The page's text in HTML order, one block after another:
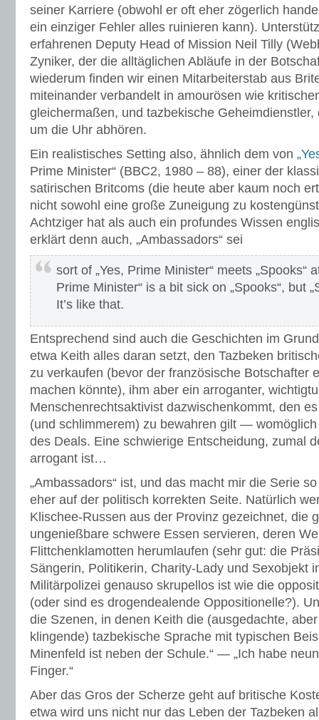
seiner Karriere (obwohl er oft eher zögerlich
ein einziger Fehler alles ruinieren kann).
erfahrenen Deputy Head of Mission Neil Tilly
Zyniker, der die alltäglichen Abläufe in der
wiederum finden wir einen Mitarbeiterstab aus
miteinander verbandelt in amourösen wie
gleichermaßen, und tazbekische
um die Uhr abhören.
Ein realistisches Setting also, ähnlich dem von
Prime Minister“ (BBC2, 1980 – 88), einer der
satirischen Britcoms (die heute aber kaum noch
nicht sowohl eine große Zuneigung zu
Achtziger hat als auch ein profundes Wissen
erklärt denn auch, „Ambassadors“ sei
sort of „Yes, Prime Minister“ meets „Spooks“
Prime Minister“ is a bit sick on „Spooks“, but
It’s like that.
Entsprechend sind auch die Geschichten im
etwa Keith alles daran setzt, den Tazbeken
zu verkaufen (bevor der französische Botschafter
machen könnte), ihm aber ein arroganter,
Menschenrechtsaktivist dazwischenkommt, den
(und schlimmerem) zu bewahren gilt —
des Deals. Eine schwierige Entscheidung, zumal
arrogant ist…
„Ambassadors“ ist, und das macht mir die Serie
eher auf der politisch korrekten Seite. Natürlich
Klischee-Russen aus der Provinz gezeichnet, die
ungenießbare schwere Essen servieren, deren
Flittchenklamotten herumlaufen (sehr gut: die
Sängerin, Politikerin, Charity-Lady und Sexobjekt
Militärpolizei genauso skrupellos ist wie die
(oder sind es drogendealende Oppositionelle?).
die Szenen, in denen Keith die (ausgedachte,
klingende) tazbekische Sprache mit typischen
Minenfeld ist neben der Schule.“ — „Ich habe
Finger.“
Aber das Gros der Scherze geht auf britische
etwa wird uns nicht nur das Leben der Tazbeken